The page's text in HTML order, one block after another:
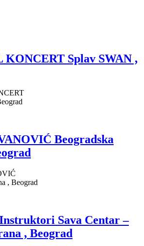
KONCERT Splav SWAN ,
Beogradska
, Beograd
Sava Centar –
, Beograd